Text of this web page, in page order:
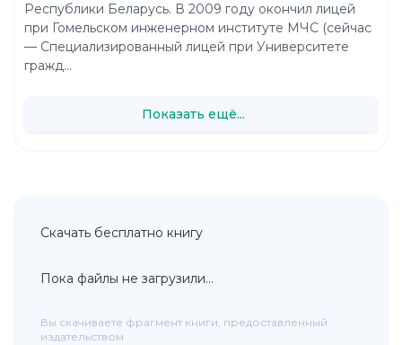
Республики Беларусь. В 2009 году окончил лицей
при Гомельском инженерном институте МЧС (сейчас
— Специализированный лицей при Университете
гражд...
Показать ещё...
Скачать бесплатно книгу
Пока файлы не загрузили...
Вы скачиваете фрагмент книги, предоставленный
издательством